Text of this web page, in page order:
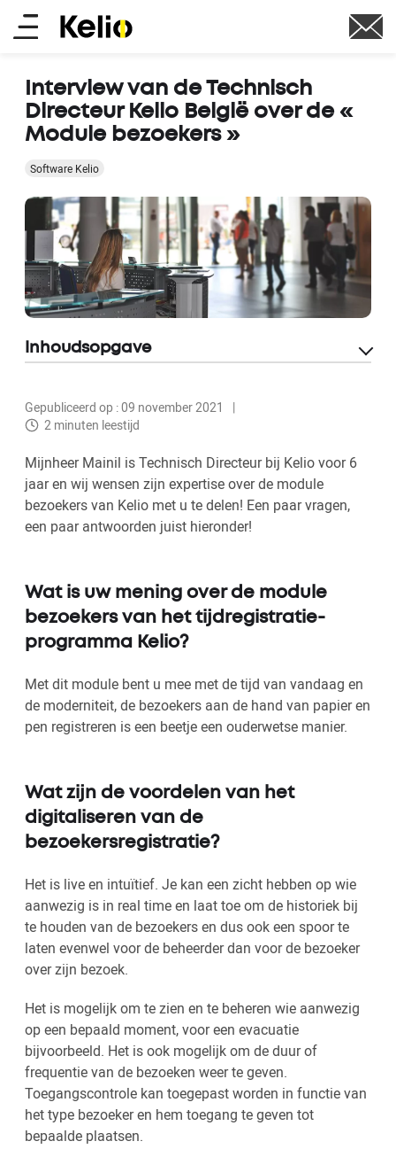
Skip
Main
Interview van de Technisch
Directeur Kelio België over de «
Module bezoekers »
Software Kelio
Gepubliceerd op : 09 november 2021
2 minuten leestijd
Mijnheer Mainil is Technisch Directeur bij Kelio voor 6
jaar en wij wensen zijn expertise over de module
bezoekers van Kelio met u te delen! Een paar vragen,
een paar antwoorden juist hieronder!
Wat is uw mening over de module
bezoekers van het tijdregistratie-
programma Kelio?
Met dit module bent u mee met de tijd van vandaag en
de moderniteit, de bezoekers aan de hand van papier en
pen registreren is een beetje een ouderwetse manier.
Wat zijn de voordelen van het
digitaliseren van de
bezoekersregistratie?
Het is live en intuïtief. Je kan een zicht hebben op wie
aanwezig is in real time en laat toe om de historiek bij
te houden van de bezoekers en dus ook een spoor te
laten evenwel voor de beheerder dan voor de bezoeker
over zijn bezoek.
Het is mogelijk om te zien en te beheren wie aanwezig
op een bepaald moment, voor een evacuatie
bijvoorbeeld. Het is ook mogelijk om de duur of
frequentie van de bezoeken weer te geven.
Toegangscontrole kan toegepast worden in functie van
het type bezoeker en hem toegang te geven tot
bepaalde plaatsen.
Inhoudsopgave